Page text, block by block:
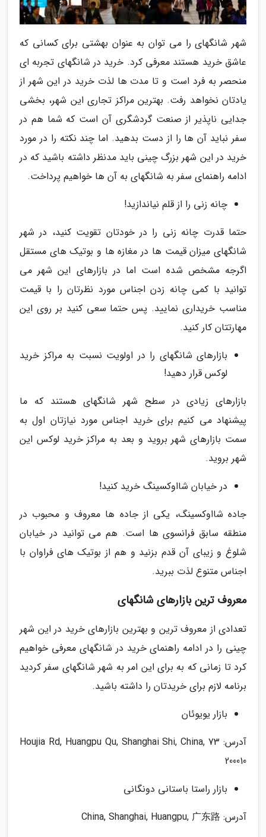
شهر شانگهای را می توان به عنوان بهشتی برای کسانی که
عاشق خرید هستند معرفی کرد. خرید در شانگهای تجربه ای
منحصر به فرد است و تا مدت ها لذت خرید در این شهر از
یادتان نخواهد رفت. بهترین مراکز تجاری این شهر، بخشی
جدایی ناپذیر از صنعت گردشگری آن است که شما هم در
سفر نباید آن ها را از دست بدهید. اما چند نکته را در مورد
خرید در این شهر بزرگ چینی باید مدنظر داشته باشید که در
ادامه راهنمای سفر به شانگهای به آن ها خواهیم پرداخت.
چانه زنی را از قلم نیاندازید!
حتما قدرت چانه زنی را در خودتان تقویت کنید، در شهر
شانگهای میزان قیمت ها در مغازه ها و بوتیک های مستقل
اگرجه مشخص شده است اما در بازارهای این شهر می
توانید با کمی چانه زدن اجناس مورد نظرتان را با قیمت
مناسب خریداری نمایید. پس حتما سعی کنید بر روی این
مهارتتان کار کنید.
بازارهای شانگهای را در اولویت نسبت به مراکز خرید
لوکس قرار دهید!
بازارهای زیادی در سطح شهر شانگهای هستند که ما
پیشنهاد می کنیم برای خرید اجناس مورد نیازتان اول به
سمت بازارهای شهر بروید و بعد به مراکز خرید لوکس این
شهر بروید.
در خیابان شااوکسینگ خرید کنید!
جاده شااوکسینگ، یکی از جاده ها معروف و محبوب در
منطقه سابق فرانسوی ها است. هم می توانید در خیابان
شلوغ و زیبای آن قدم بزنید و هم از بوتیک های فراوان با
اجناس متنوع لذت ببرید.
معروف ترین بازارهای شانگهای
تعدادی از معروف ترین و بهترین بازارهای خرید در این شهر
چینی را در ادامه راهنمای خرید در شانگهای معرفی خواهیم
کرد تا زمانی که به برای این امر به شهر شانگهای سفر کردید
برنامه لازم برای خریدتان را داشته باشید.
بازار یویوئان
آدرس: 73 Houjia Rd, Huangpu Qu, Shanghai Shi, China,
200010
بازار راستا باستانی دونگانی
آدرس: China, Shanghai, Huangpu, 广东路